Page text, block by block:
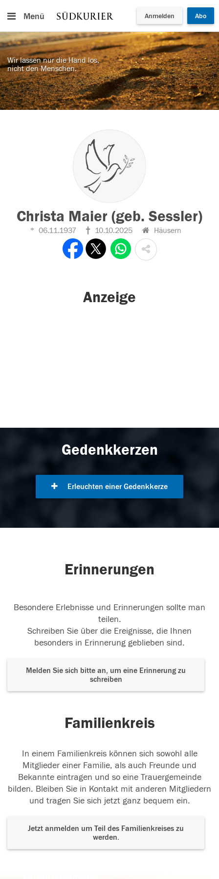
Menü Anmelden Abo
Wir lassen nur die Hand los,
nicht den Menschen.
Christa Maier (geb. Sessler)
06.11.1937 10.10.2025 Häusern
Anzeige
Gedenkkerzen
Erleuchten einer Gedenkkerze
Erinnerungen
Besondere Erlebnisse und Erinnerungen sollte man
teilen.
Schreiben Sie über die Ereignisse, die Ihnen
besonders in Erinnerung geblieben sind.
Melden Sie sich bitte an, um eine Erinnerung zu
schreiben
Familienkreis
In einem Familienkreis können sich sowohl alle
Mitglieder einer Familie, als auch Freunde und
Bekannte eintragen und so eine Trauergemeinde
bilden. Bleiben Sie in Kontakt mit anderen Mitgliedern
und tragen Sie sich jetzt ganz bequem ein.
Jetzt anmelden um Teil des Familienkreises zu
werden.